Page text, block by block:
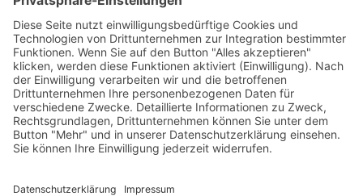
Termine außerhalb unserer Geschäftszeiten nur
nach Absprache.
Folgt uns auf facebook
Beitragsarchiv